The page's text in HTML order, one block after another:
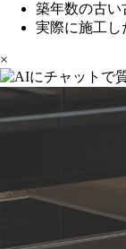
築年数の古い
実際に施工し
×